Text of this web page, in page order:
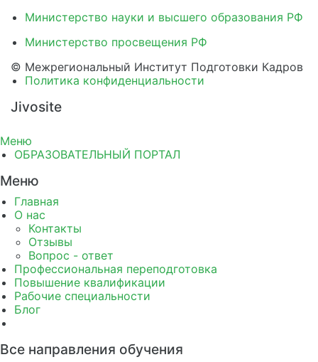
Министерство науки и высшего образования РФ
Министерство просвещения РФ
© Межрегиональный Институт Подготовки Кадров
Политика конфиденциальности
Jivosite
Меню
ОБРАЗОВАТЕЛЬНЫЙ ПОРТАЛ
Меню
Главная
О нас
Контакты
Отзывы
Вопрос - ответ
Профессиональная переподготовка
Повышение квалификации
Рабочие специальности
Блог
Все направления обучения